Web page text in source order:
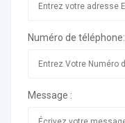
Numéro de téléphone:
Message :